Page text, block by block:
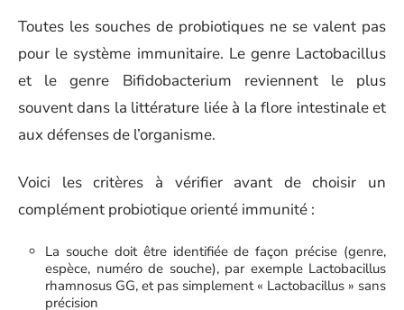
Toutes les souches de probiotiques ne se valent pas
pour le système immunitaire. Le genre Lactobacillus
et le genre Bifidobacterium reviennent le plus
souvent dans la littérature liée à la flore intestinale et
aux défenses de l’organisme.
Voici les critères à vérifier avant de choisir un
complément probiotique orienté immunité :
La souche doit être identifiée de façon précise (genre,
espèce, numéro de souche), par exemple Lactobacillus
rhamnosus GG, et pas simplement « Lactobacillus » sans
précision